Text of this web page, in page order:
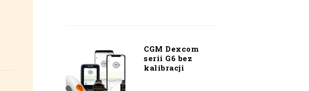
CGM Dexcom
serii G6 bez
kalibracji